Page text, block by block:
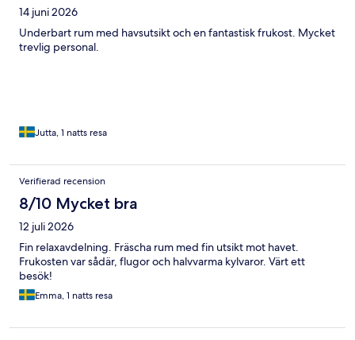
14 juni 2026
Underbart rum med havsutsikt och en fantastisk frukost. Mycket
trevlig personal.
Jutta, 1 natts resa
Verifierad recension
8/10 Mycket bra
12 juli 2026
Fin relaxavdelning. Fräscha rum med fin utsikt mot havet.
Frukosten var sådär, flugor och halvvarma kylvaror. Värt ett
besök!
Emma, 1 natts resa